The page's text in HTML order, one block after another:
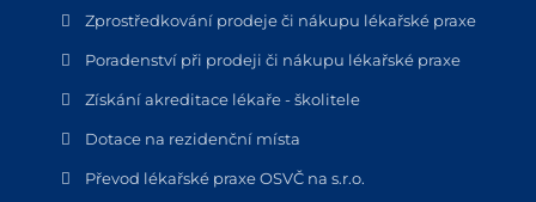
Zprostředkování prodeje či nákupu lékařské praxe
Poradenství při prodeji či nákupu lékařské praxe
Získání akreditace lékaře - školitele
Dotace na rezidenční místa
Převod lékařské praxe OSVČ na s.r.o.